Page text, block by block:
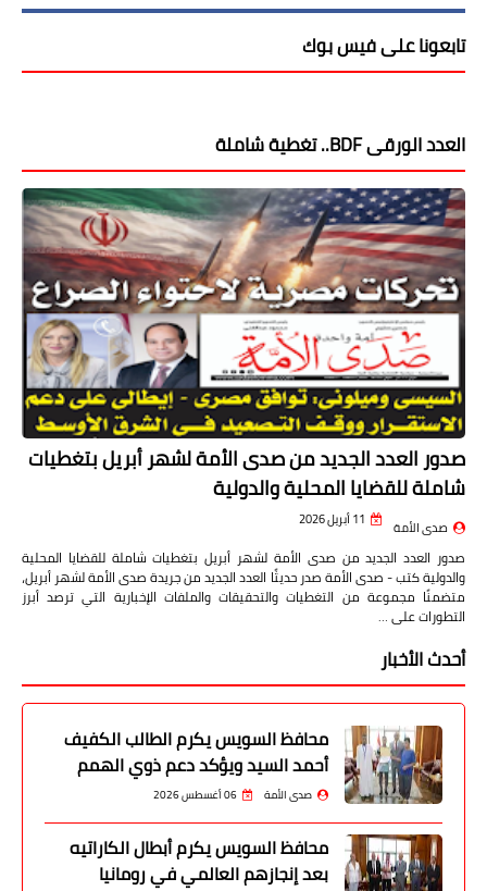
تابعونا على فيس بوك
العدد الورقى BDF.. تغطية شاملة
صدور العدد الجديد من صدى الأمة لشهر أبريل بتغطيات
شاملة للقضايا المحلية والدولية
صدى الأمة 11 أبريل 2026
صدور العدد الجديد من صدى الأمة لشهر أبريل بتغطيات شاملة للقضايا المحلية
والدولية كتب - صدى الأمة صدر حديثًا العدد الجديد من جريدة صدى الأمة لشهر أبريل،
متضمنًا مجموعة من التغطيات والتحقيقات والملفات الإخبارية التي ترصد أبرز
التطورات على …
أحدث الأخبار
محافظ السويس يكرم الطالب الكفيف
أحمد السيد ويؤكد دعم ذوي الهمم
صدى الأمة 06 أغسطس 2026
محافظ السويس يكرم أبطال الكاراتيه
بعد إنجازهم العالمي في رومانيا